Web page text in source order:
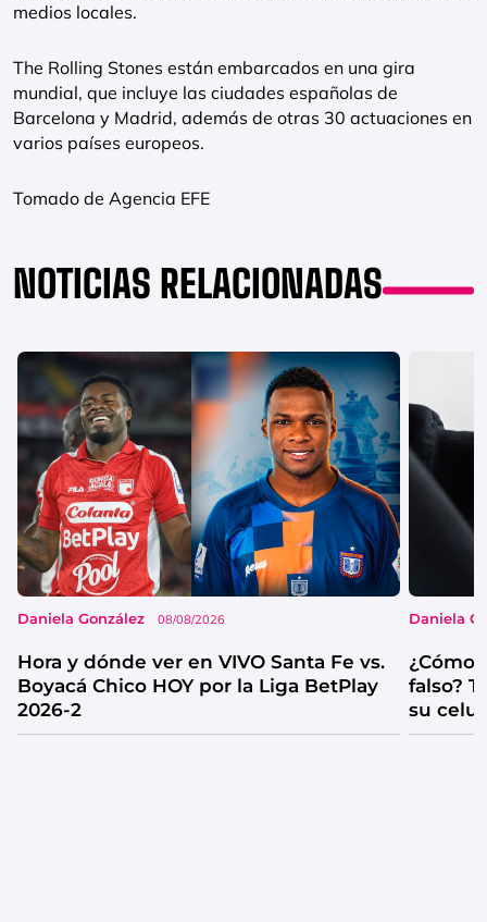
medios locales.
The Rolling Stones están embarcados en una gira
mundial, que incluye las ciudades españolas de
Barcelona y Madrid, además de otras 30 actuaciones en
varios países europeos.
Tomado de Agencia EFE
NOTICIAS RELACIONADAS
Daniela González 08/08/2026
Hora y dónde ver en VIVO Santa Fe vs.
Boyacá Chico HOY por la Liga BetPlay
2026-2
Daniela
¿Cómo
falso?
su